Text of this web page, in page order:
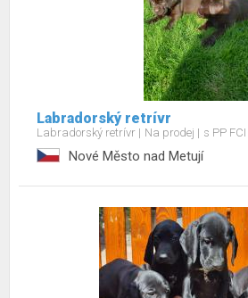
Labradorský retrívr
Labradorský retrívr Na prodej s PP FCI
Nové Město nad Metují